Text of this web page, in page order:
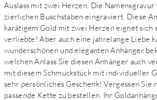
Auslass mit zwei Herzen. Die
zierlichen Buschstaben eingraviert. Diese
karätigem Gold mit zwei Herzen eignet sich
verliebte! Aber auch eine jahrelange Liebe
wunderschönen und eleganten Anhänger
welchen Anlass Sie diesen Anhänger auch
mit diesem Schmuckstück mit individueller
sehr persönliches Geschenk! Vergessen Sie
passende Kette zu bestellen. Ihr